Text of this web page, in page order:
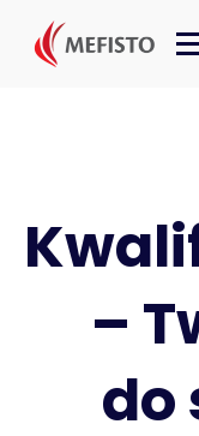
treści
–
do